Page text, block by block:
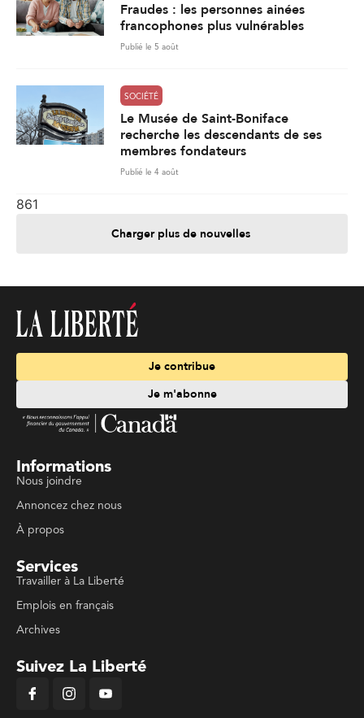
Fraudes : les personnes ainées
francophones plus vulnérables
Publié le 5 août
SOCIÉTÉ
Le Musée de Saint-Boniface
recherche les descendants de ses
membres fondateurs
Publié le 4 août
861
Charger plus de nouvelles
Je contribue
Je m'abonne
Informations
Nous joindre
Annoncez chez nous
À propos
Services
Travailler à La Liberté
Emplois en français
Archives
Suivez La Liberté